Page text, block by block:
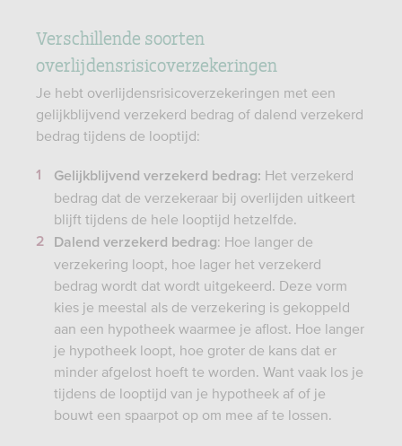
Verschillende soorten
overlijdensrisicoverzekeringen
Je hebt overlijdensrisicoverzekeringen met een
gelijkblijvend verzekerd bedrag of dalend verzekerd
bedrag tijdens de looptijd:
Gelijkblijvend verzekerd bedrag: Het verzekerd
bedrag dat de verzekeraar bij overlijden uitkeert
blijft tijdens de hele looptijd hetzelfde.
Dalend verzekerd bedrag: Hoe langer de
verzekering loopt, hoe lager het verzekerd
bedrag wordt dat wordt uitgekeerd. Deze vorm
kies je meestal als de verzekering is gekoppeld
aan een hypotheek waarmee je aflost. Hoe langer
je hypotheek loopt, hoe groter de kans dat er
minder afgelost hoeft te worden. Want vaak los je
tijdens de looptijd van je hypotheek af of je
bouwt een spaarpot op om mee af te lossen.